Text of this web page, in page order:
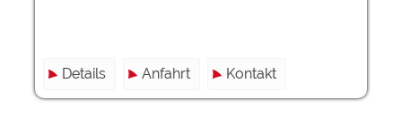
Details Anfahrt Kontakt